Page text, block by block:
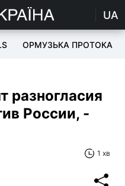
UA
ОРМУЗЬКА ПРОТОКА
разногласия
России, -
1 хв